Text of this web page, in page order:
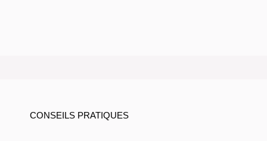
CONSEILS PRATIQUES